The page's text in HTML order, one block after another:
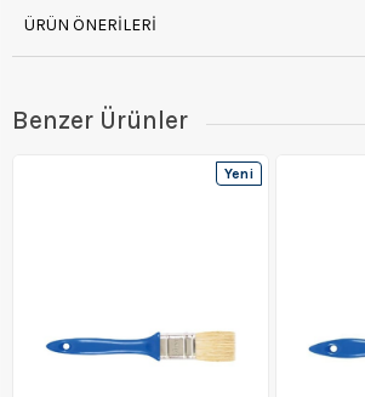
ÜRÜN ÖNERILERI
Benzer Ürünler
Yeni